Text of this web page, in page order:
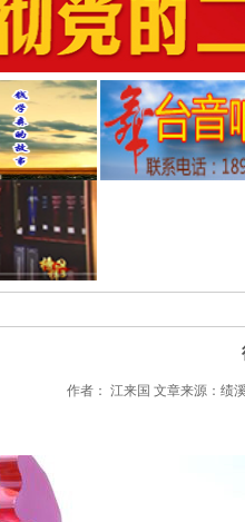
作者： 江来国 文章来源：绩